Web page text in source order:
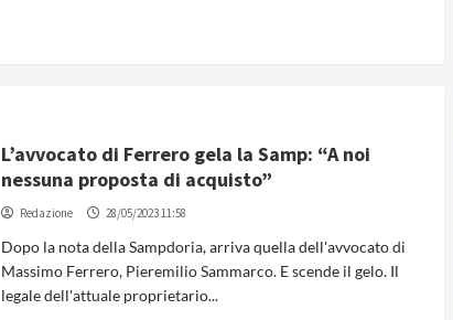
L’avvocato di Ferrero gela la Samp: “A noi
nessuna proposta di acquisto”
Redazione 28/05/2023 11:58
Dopo la nota della Sampdoria, arriva quella dell'avvocato di
Massimo Ferrero, Pieremilio Sammarco. E scende il gelo. Il
legale dell'attuale proprietario...